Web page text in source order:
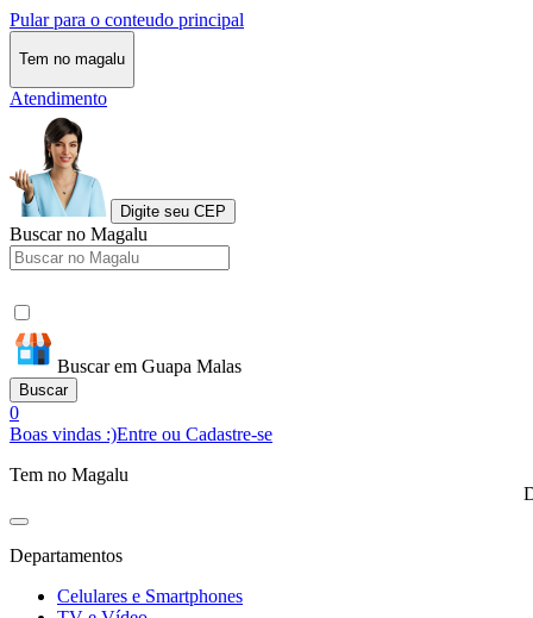
Pular para o conteudo principal
Tem no magalu
Atendimento
Digite seu CEP
Buscar no Magalu
Buscar em Guapa Malas
Buscar
0
Boas vindas :)Entre ou Cadastre-se
Tem no Magalu
Departamentos
Celulares e Smartphones